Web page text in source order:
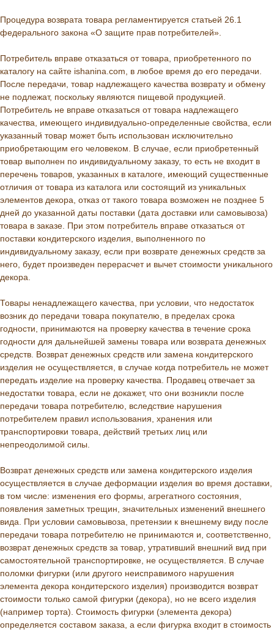
Процедура возврата товара регламентируется статьей 26.1
федерального закона «О защите прав потребителей».
Потребитель вправе отказаться от товара, приобретенного по
каталогу на сайте ishanina.com, в любое время до его передачи.
После передачи, товар надлежащего качества возврату и обмену
не подлежат, поскольку являются пищевой продукцией.
Потребитель не вправе отказаться от товара надлежащего
качества, имеющего индивидуально-определенные свойства, если
указанный товар может быть использован исключительно
приобретающим его человеком. В случае, если приобретенный
товар выполнен по индивидуальному заказу, то есть не входит в
перечень товаров, указанных в каталоге, имеющий существенные
отличия от товара из каталога или состоящий из уникальных
элементов декора, отказ от такого товара возможен не позднее 5
дней до указанной даты поставки (дата доставки или самовывоза)
товара в заказе. При этом потребитель вправе отказаться от
поставки кондитерского изделия, выполненного по
индивидуальному заказу, если при возврате денежных средств за
него, будет произведен перерасчет и вычет стоимости уникального
декора.
Товары ненадлежащего качества, при условии, что недостаток
возник до передачи товара покупателю, в пределах срока
годности, принимаются на проверку качества в течение срока
годности для дальнейшей замены товара или возврата денежных
средств. Возврат денежных средств или замена кондитерского
изделия не осуществляется, в случае когда потребитель не может
передать изделие на проверку качества. Продавец отвечает за
недостатки товара, если не докажет, что они возникли после
передачи товара потребителю, вследствие нарушения
потребителем правил использования, хранения или
транспортировки товара, действий третьих лиц или
непреодолимой силы.
Возврат денежных средств или замена кондитерского изделия
осуществляется в случае деформации изделия во время доставки,
в том числе: изменения его формы, агрегатного состояния,
появления заметных трещин, значительных изменений внешнего
вида. При условии самовывоза, претензии к внешнему виду после
передачи товара потребителю не принимаются и, соответственно,
возврат денежных средств за товар, утративший внешний вид при
самостоятельной транспортировке, не осуществляется. В случае
поломки фигурки (или другого неисправимого нарушения
элемента декора кондитерского изделия) производится возврат
стоимости только самой фигурки (декора), но не всего изделия
(например торта). Стоимость фигурки (элемента декора)
определяется составом заказа, а если фигурка входит в стоимость